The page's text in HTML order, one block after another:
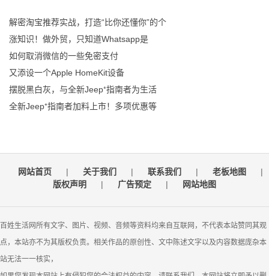
解密淘宝推荐实战，打造“比你还懂你”的个
涨知识！做外贸，只知道Whatsapp是
如何取消微信的一些免密支付
又添设一个Apple HomeKit设备
摆脱黑白灰，与全新Jeep⁺指南者为生活
全新Jeep⁺指南者加料上市！多项优惠等
网站首页 | 关于我们 | 联系我们 | 老板地图
|
版权声明
| 广告预定 | 网站地图
百姓生活网所有文字、图片、视频、音频等资料均来自互联网，不代表本站赞同其观
点，本站亦不为其版权负责。相关作品的原创性、文中陈述文字以及内容数据庞杂本
站无法一一核实，